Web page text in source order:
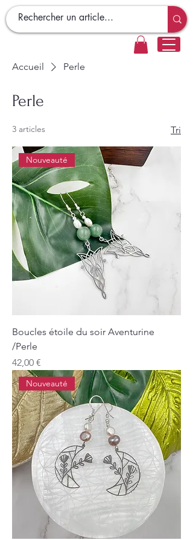
Accueil Perle
Perle
3 articles Tri
Nouveauté
Boucles étoile du soir Aventurine
/Perle
Prix
42,00 €
Nouveauté